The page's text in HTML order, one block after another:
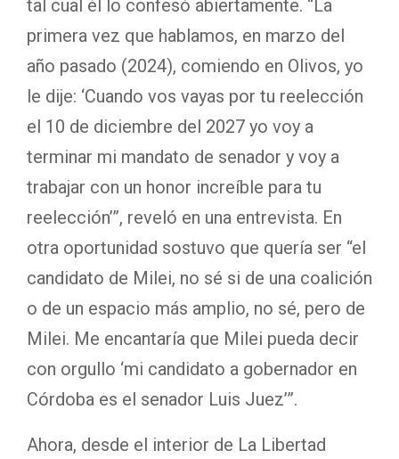
tal cual él lo confesó abiertamente. “La
primera vez que hablamos, en marzo del
año pasado (2024), comiendo en Olivos, yo
le dije: ‘Cuando vos vayas por tu reelección
el 10 de diciembre del 2027 yo voy a
terminar mi mandato de senador y voy a
trabajar con un honor increíble para tu
reelección’”, reveló en una entrevista. En
otra oportunidad sostuvo que quería ser “el
candidato de Milei, no sé si de una coalición
o de un espacio más amplio, no sé, pero de
Milei. Me encantaría que Milei pueda decir
con orgullo ‘mi candidato a gobernador en
Córdoba es el senador Luis Juez’”.
Ahora, desde el interior de La Libertad